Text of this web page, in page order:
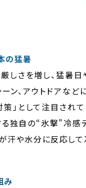
の猛暑
しさを増し、猛暑
ン、アウトドアなど
策」として注目され
独自の“氷撃”冷感
汗や水分に反応し
み